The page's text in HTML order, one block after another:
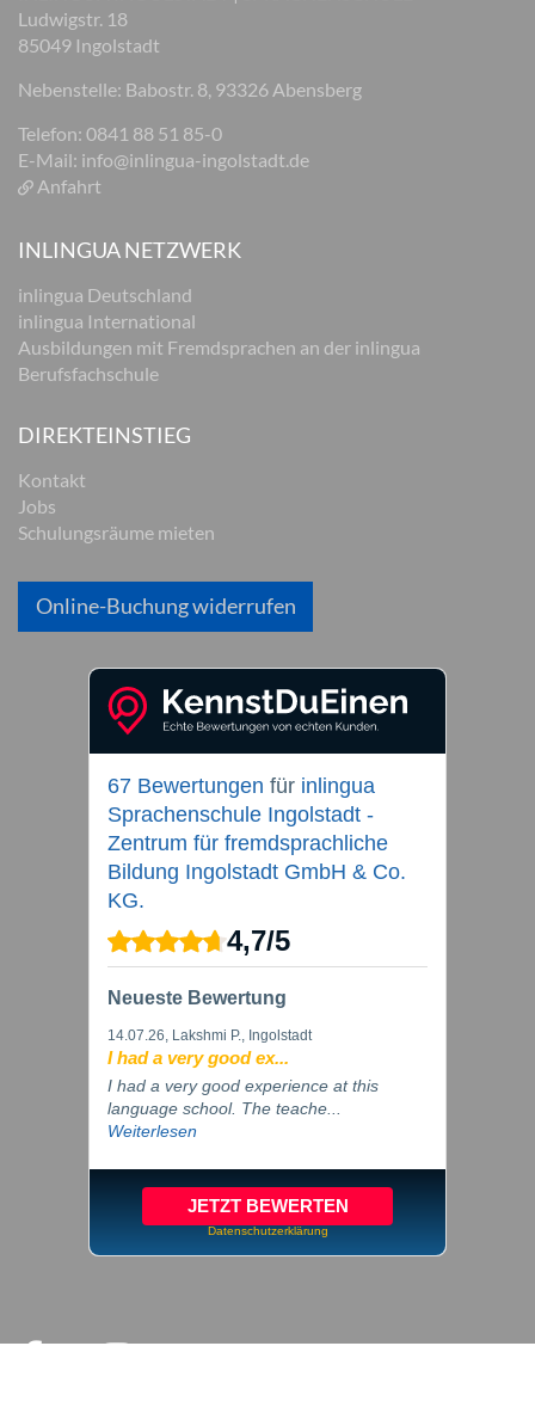
Ludwigstr. 18
85049 Ingolstadt
Nebenstelle: Babostr. 8, 93326 Abensberg
Telefon: 0841 88 51 85-0
E-Mail: info@inlingua-ingolstadt.de
Anfahrt
INLINGUA NETZWERK
inlingua Deutschland
inlingua International
Ausbildungen mit Fremdsprachen an der inlingua
Berufsfachschule
DIREKTEINSTIEG
Kontakt
Jobs
Schulungsräume mieten
Online-Buchung widerrufen
67 Bewertungen für inlingua
Sprachenschule Ingolstadt -
Zentrum für fremdsprachliche
Bildung Ingolstadt GmbH & Co.
KG.
4,7/5
Neueste Bewertung
14.07.26, Lakshmi P., Ingolstadt
I had a very good ex...
I had a very good experience at this
language school. The teache...
Weiterlesen
JETZT BEWERTEN
Datenschutzerklärung